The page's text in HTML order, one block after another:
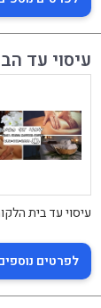
עיסוי עד
עיסוי עד בית
לפרטים